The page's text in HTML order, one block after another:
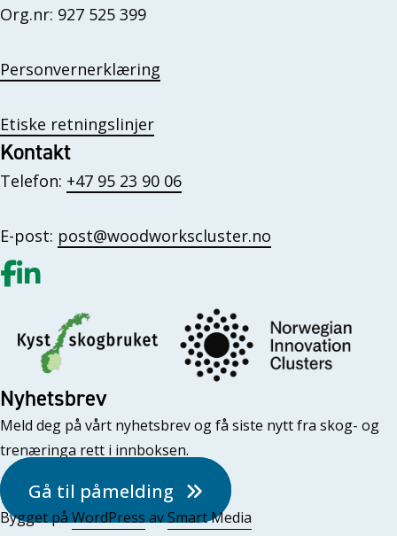
Org.nr: 927 525 399
Personvernerklæring
Etiske retningslinjer
Kontakt
Telefon: +47 95 23 90 06
E-post: post@woodworkscluster.no
Gå til vår Facebook
Gå til vår LinkedIn
Nyhetsbrev
Meld deg på vårt nyhetsbrev og få siste nytt fra skog- og
trenæringa rett i innboksen.
Gå til påmelding
Bygget på WordPress avSmart Media